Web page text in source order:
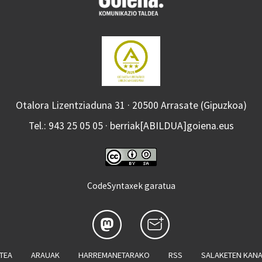
Otalora Lizentziaduna 31 · 20500 Arrasate (Gipuzkoa)
Tel.: 943 25 05 05 · berriak[ABILDUA]goiena.eus
CodeSyntaxek garatua
ARAUAK HARREMANETARAKO RSS SALAKETEN